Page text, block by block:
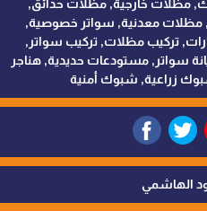
مظلات خارجية, مظلات حدائق,
معدنية, سواتر خصوصية,
تركيب مظلات, تركيب سواتر,
سواتر, مستودعات حديدية, هناجر
زراعية, شبوك أمنية
الهاشمي